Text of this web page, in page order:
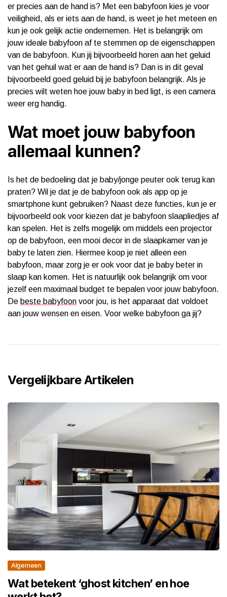
er precies aan de hand is? Met een babyfoon kies je voor
veiligheid, als er iets aan de hand, is weet je het meteen en
kun je ook gelijk actie ondernemen. Het is belangrijk om
jouw ideale babyfoon af te stemmen op de eigenschappen
van de babyfoon. Kun jij bijvoorbeeld horen aan het geluid
van het gehuil wat er aan de hand is? Dan is in dit geval
bijvoorbeeld goed geluid bij je babyfoon belangrijk. Als je
precies wilt weten hoe jouw baby in bed ligt, is een camera
weer erg handig.
Wat moet jouw babyfoon
allemaal kunnen?
Is het de bedoeling dat je baby/jonge peuter ook terug kan
praten? Wil je dat je de babyfoon ook als app op je
smartphone kunt gebruiken? Naast deze functies, kun je er
bijvoorbeeld ook voor kiezen dat je babyfoon slaapliedjes af
kan spelen. Het is zelfs mogelijk om middels een projector
op de babyfoon, een mooi decor in de slaapkamer van je
baby te laten zien. Hiermee koop je niet alleen een
babyfoon, maar zorg je er ook voor dat je baby beter in
slaap kan komen. Het is natuurlijk ook belangrijk om voor
jezelf een maximaal budget te bepalen voor jouw babyfoon.
De beste babyfoon voor jou, is het apparaat dat voldoet
aan jouw wensen en eisen. Voor welke babyfoon ga jij?
Vergelijkbare Artikelen
Algemeen
Wat betekent ‘ghost kitchen’ en hoe